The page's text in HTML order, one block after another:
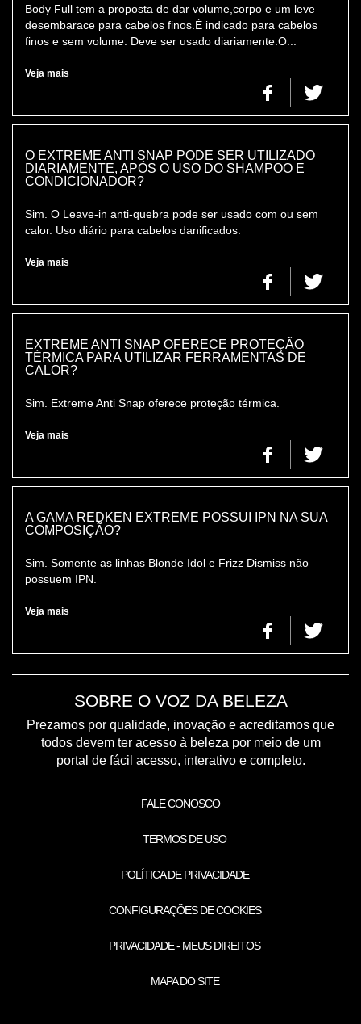
Body Full tem a proposta de dar volume,corpo e um leve
desembarace para cabelos finos.É indicado para cabelos
finos e sem volume. Deve ser usado diariamente.O...
Veja mais
O EXTREME ANTI SNAP PODE SER UTILIZADO
DIARIAMENTE, APÓS O USO DO SHAMPOO E
CONDICIONADOR?
Sim. O Leave-in anti-quebra pode ser usado com ou sem
calor. Uso diário para cabelos danificados.
Veja mais
EXTREME ANTI SNAP OFERECE PROTEÇÃO
TÉRMICA PARA UTILIZAR FERRAMENTAS DE
CALOR?
Sim. Extreme Anti Snap oferece proteção térmica.
Veja mais
A GAMA REDKEN EXTREME POSSUI IPN NA SUA
COMPOSIÇÃO?
Sim. Somente as linhas Blonde Idol e Frizz Dismiss não
possuem IPN.
Veja mais
SOBRE O VOZ DA BELEZA
Prezamos por qualidade, inovação e acreditamos que
todos devem ter acesso à beleza por meio de um
portal de fácil acesso, interativo e completo.
FALE CONOSCO
TERMOS DE USO
POLÍTICA DE PRIVACIDADE
CONFIGURAÇÕES DE COOKIES
PRIVACIDADE - MEUS DIREITOS
MAPA DO SITE